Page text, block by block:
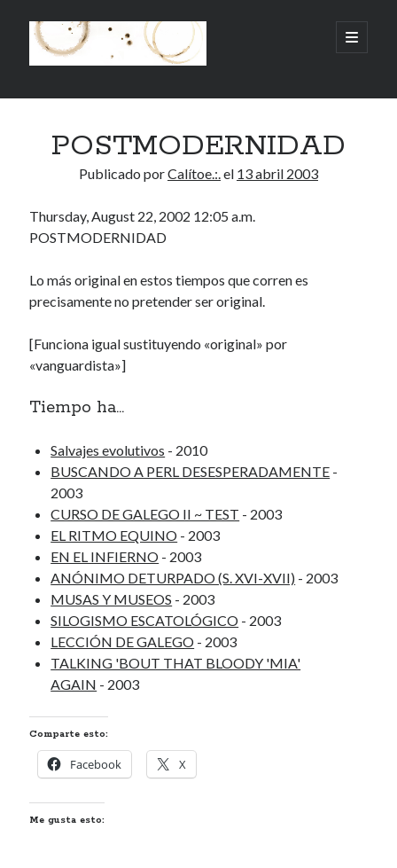
.:.Calito(h)eces.:.
abrir
menú
Barra
Buscar
No compres, adopta
Tienen algo que decir:
Renegibertagu
Calítoe.:.enMaría Gripe
DanielaenMaría Gripe
Alea jacta est
Paseando
El beso
Las personas
Categorías
Archivos
POSTMODERNIDAD
Publicado porCalítoe.:.el 13 abril 2003
Thursday, August 22, 2002 12:05 a.m.
POSTMODERNIDAD
Lo más original en estos tiempos que corren es
precisamente no pretender ser original.
[Funciona igual sustituyendo «original» por
«vanguardista»]
Tiempo ha...
Salvajes evolutivos - 2010
BUSCANDO A PERL DESESPERADAMENTE -
2003
CURSO DE GALEGO II ~ TEST - 2003
EL RITMO EQUINO - 2003
EN EL INFIERNO - 2003
ANÓNIMO DETURPADO (S. XVI-XVII) - 2003
MUSAS Y MUSEOS - 2003
SILOGISMO ESCATOLÓGICO - 2003
LECCIÓN DE GALEGO - 2003
TALKING 'BOUT THAT BLOODY 'MIA'
AGAIN - 2003
Comparte esto:
Facebook X
Me gusta esto: